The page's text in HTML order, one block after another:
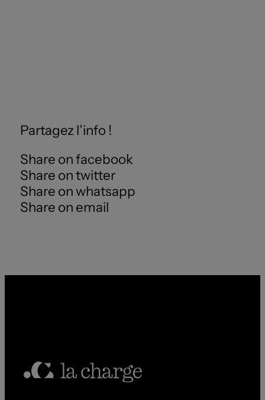
Partagez l’info !
Share on facebook
Share on twitter
Share on whatsapp
Share on email